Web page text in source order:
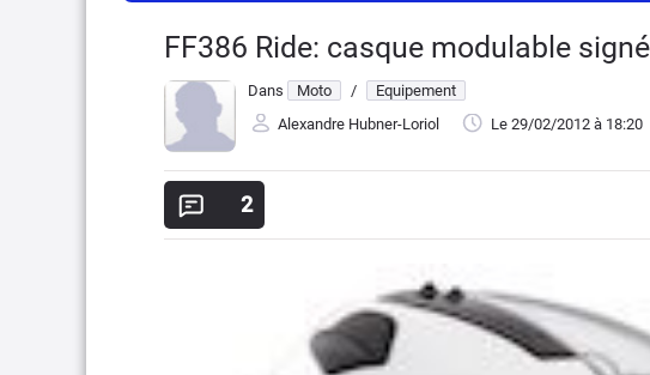
FF386 Ride: casque modulable
Dans Moto /
Equipement
Alexandre Hubner-Loriol
Le 29/02/2012 à 18:20
2